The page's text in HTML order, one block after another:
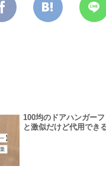
100均のドアハンガー
と激似だけど代用でき